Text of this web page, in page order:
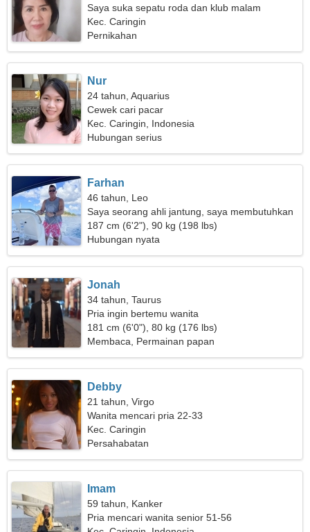
Saya suka sepatu roda dan klub malam
Kec. Caringin
Pernikahan
Nur
24 tahun, Aquarius
Cewek cari pacar
Kec. Caringin, Indonesia
Hubungan serius
Farhan
46 tahun, Leo
Saya seorang ahli jantung, saya membutuhkan
seorang wanita sederhana
187 cm (6'2"), 90 kg (198 lbs)
Hubungan nyata
Jonah
34 tahun, Taurus
Pria ingin bertemu wanita
181 cm (6'0"), 80 kg (176 lbs)
Membaca, Permainan papan
Debby
21 tahun, Virgo
Wanita mencari pria 22-33
Kec. Caringin
Persahabatan
Imam
59 tahun, Kanker
Pria mencari wanita senior 51-56